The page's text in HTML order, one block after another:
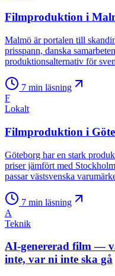
Filmproduktion i
Malmö är portalen till
prisspann, danska
produktionsalternativ för
7 min läsning
F
Lokalt
Filmproduktion i
Göteborg har en stark
priser jämfört med
passar västsvenska
7 min läsning
A
Teknik
AI-genererad film —
inte, var ni inte ska gå